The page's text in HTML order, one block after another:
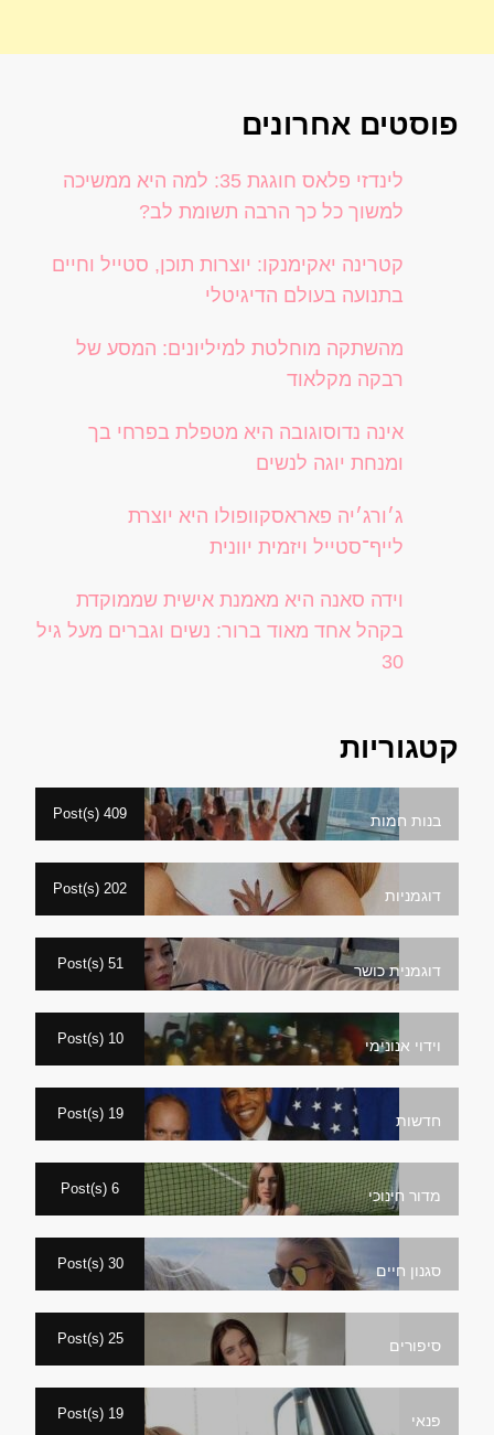
פוסטים אחרונים
לינדזי פלאס חוגגת 35: למה היא ממשיכה
למשוך כל כך הרבה תשומת לב?
קטרינה יאקימנקו: יוצרות תוכן, סטייל וחיים
בתנועה בעולם הדיגיטלי
מהשתקה מוחלטת למיליונים: המסע של
רבקה מקלאוד
אינה נדוסוגובה היא מטפלת בפרחי בך
ומנחת יוגה לנשים
ג׳ורג׳יה פאראסקוופולו היא יוצרת
לייף־סטייל ויזמית יוונית
וידה סאנה היא מאמנת אישית שממוקדת
בקהל אחד מאוד ברור: נשים וגברים מעל גיל
30
קטגוריות
בנות חמות 409 Post(s)
דוגמניות 202 Post(s)
דוגמנית כושר 51 Post(s)
וידוי אנונימי 10 Post(s)
חדשות 19 Post(s)
מדור חינוכי 6 Post(s)
סגנון חיים 30 Post(s)
סיפורים 25 Post(s)
פנאי 19 Post(s)